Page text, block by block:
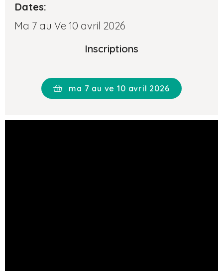
Dates:
Ma 7 au Ve 10 avril 2026
Inscriptions
ma 7 au ve 10 avril 2026